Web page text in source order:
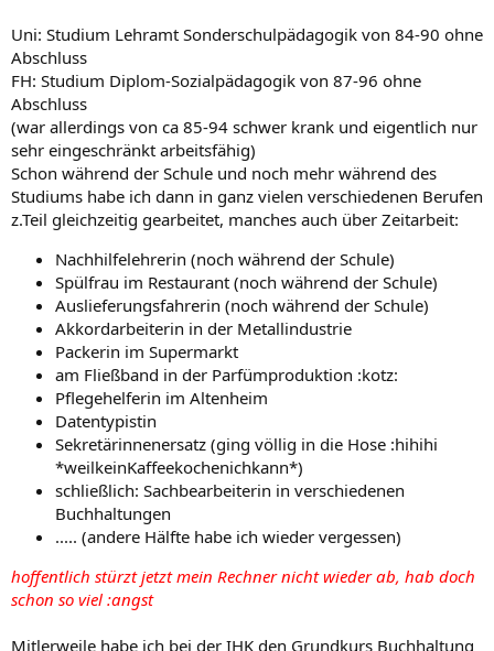
Uni: Studium Lehramt Sonderschulpädagogik von 84-90 ohne
Abschluss
FH: Studium Diplom-Sozialpädagogik von 87-96 ohne
Abschluss
(war allerdings von ca 85-94 schwer krank und eigentlich nur
sehr eingeschränkt arbeitsfähig)
Schon während der Schule und noch mehr während des
Studiums habe ich dann in ganz vielen verschiedenen Berufen
z.Teil gleichzeitig gearbeitet, manches auch über Zeitarbeit:
Nachhilfelehrerin (noch während der Schule)
Spülfrau im Restaurant (noch während der Schule)
Auslieferungsfahrerin (noch während der Schule)
Akkordarbeiterin in der Metallindustrie
Packerin im Supermarkt
am Fließband in der Parfümproduktion :kotz:
Pflegehelferin im Altenheim
Datentypistin
Sekretärinnenersatz (ging völlig in die Hose :hihihi
*weilkeinKaffeekochenichkann*)
schließlich: Sachbearbeiterin in verschiedenen
Buchhaltungen
..... (andere Hälfte habe ich wieder vergessen)
hoffentlich stürzt jetzt mein Rechner nicht wieder ab, hab doch
schon so viel :angst
Mitlerweile habe ich bei der IHK den Grundkurs Buchhaltung